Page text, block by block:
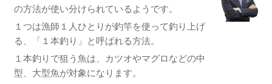
の方法が使い分けられているようです。
１つは漁師１人ひとりが釣竿を使って釣り上げ
る、「１本釣り」と呼ばれる方法。
１本釣りで狙う魚は、カツオやマグロなどの中
型、大型魚が対象になります。